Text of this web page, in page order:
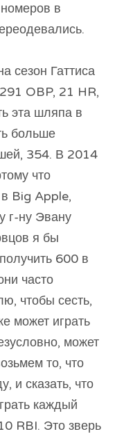
в
сезон Гаттиса
OBP, 21 HR,
эта шляпа в
больше
354. В 2014
что
Big Apple,
г-ну Эвану
я бы
600 в
часто
чтобы сесть,
может играть
может
то, что
и сказать, что
каждый
RBI. Это зверь